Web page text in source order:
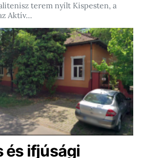
terem nyílt Kispesten, a
Aktív…
és ifjúsági